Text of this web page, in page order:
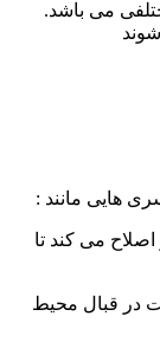
می باشد.
هایی مانند :
می کند تا
در قبال محیط